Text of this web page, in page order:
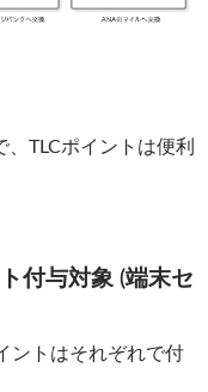
TLCポイントは便利
付与対象 (端末セ
ントはそれぞれで付